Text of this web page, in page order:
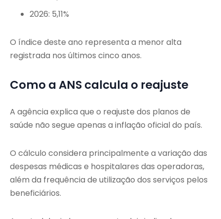
2026: 5,11%
O índice deste ano representa a menor alta
registrada nos últimos cinco anos.
Como a ANS calcula o reajuste
A agência explica que o reajuste dos planos de
saúde não segue apenas a inflação oficial do país.
O cálculo considera principalmente a variação das
despesas médicas e hospitalares das operadoras,
além da frequência de utilização dos serviços pelos
beneficiários.